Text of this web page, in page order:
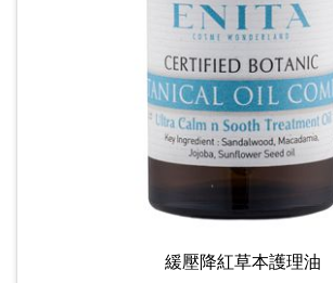
緩壓降紅草本護理油